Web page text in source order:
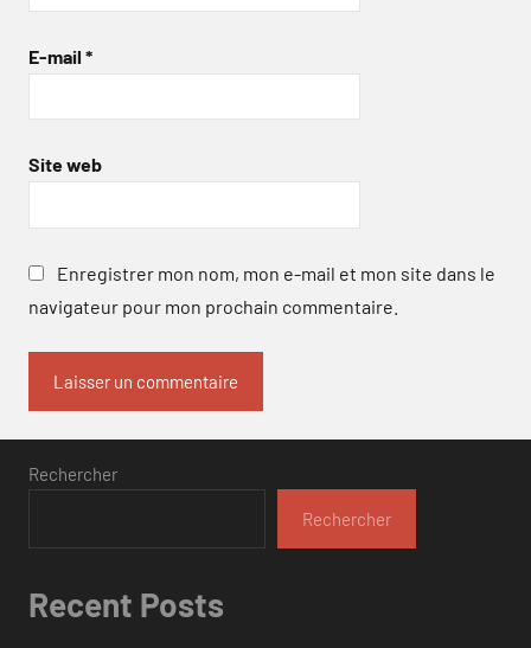
E-mail *
Site web
Enregistrer mon nom, mon e-mail et mon site dans le
navigateur pour mon prochain commentaire.
Rechercher
Rechercher
Recent Posts